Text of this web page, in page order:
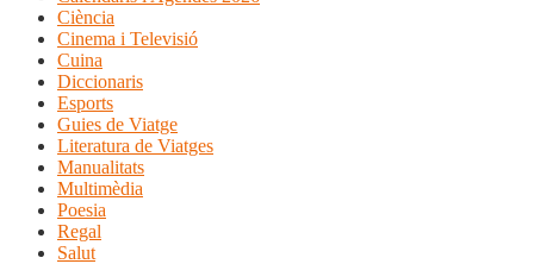
Ciència
Cinema i Televisió
Cuina
Diccionaris
Esports
Guies de Viatge
Literatura de Viatges
Manualitats
Multimèdia
Poesia
Regal
Salut